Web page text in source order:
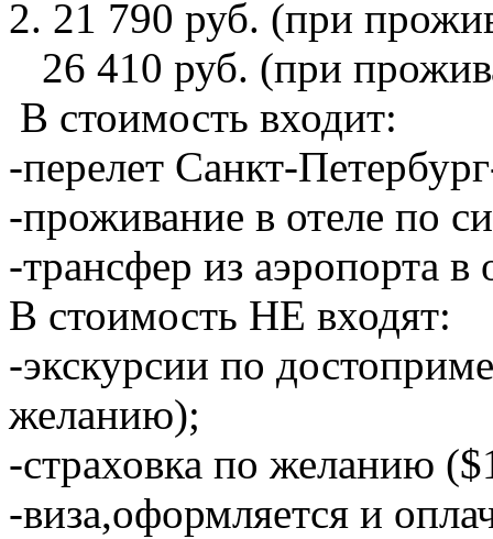
2. 21 790 руб. (при
26 410 руб. (при
В стоимость входит:
-перелет Санкт-
-проживание в отеле по
-трансфер из аэропорта в
В стоимость НЕ входят:
-экскурсии по
желанию);
-страховка по желанию
-виза,оформляется и